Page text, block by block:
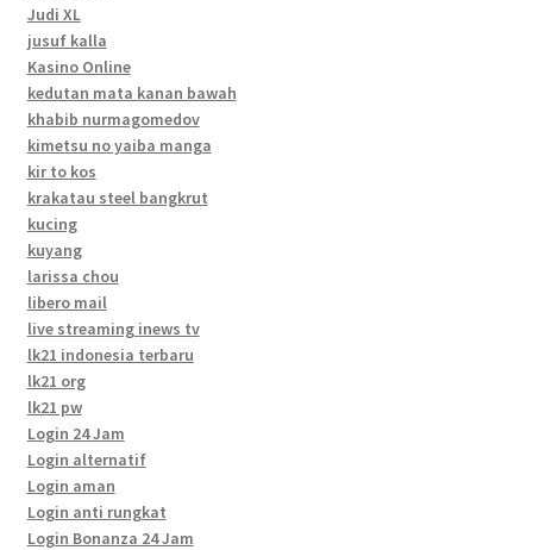
Judi XL
jusuf kalla
Kasino Online
kedutan mata kanan bawah
khabib nurmagomedov
kimetsu no yaiba manga
kir to kos
krakatau steel bangkrut
kucing
kuyang
larissa chou
libero mail
live streaming inews tv
lk21 indonesia terbaru
lk21 org
lk21 pw
Login 24 Jam
Login alternatif
Login aman
Login anti rungkat
Login Bonanza 24 Jam